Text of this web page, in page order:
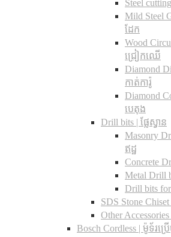
Steel
Mild Steel
ដែក
Wood
ជ្រៀកឈើ
Diamond
កាត់ការ៉ូ
Diamond
បេតុង
Drill bits |​ ផ្លែស្វាន
Masonry
ឥដ្ឋ
Concrete
Metal Drill
Drill bits for
SDS Stone
Other Accessories
Bosch Cordless | ម៉ូទ័រប្រើ